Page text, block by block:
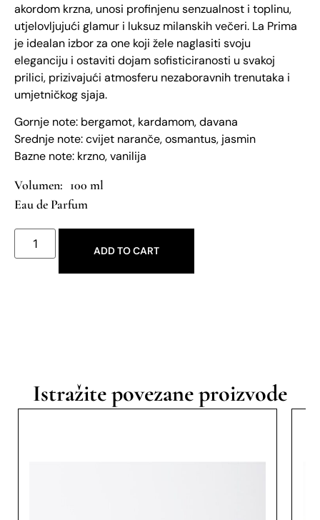
akordom krzna, unosi profinjenu senzualnost i toplinu,
utjelovljujući glamur i luksuz milanskih večeri. La Prima
je idealan izbor za one koji žele naglasiti svoju
eleganciju i ostaviti dojam sofisticiranosti u svakoj
prilici, prizivajući atmosferu nezaboravnih trenutaka i
umjetničkog sjaja.
Gornje note: bergamot, kardamom, davana
Srednje note: cvijet naranče, osmantus, jasmin
Bazne note: krzno, vanilija
100 ml
Eau de Parfum
ADD TO CART
Istražite povezane proizvode